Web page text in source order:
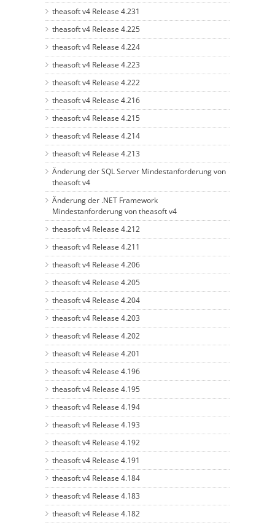
theasoft v4 Release 4.231
theasoft v4 Release 4.225
theasoft v4 Release 4.224
theasoft v4 Release 4.223
theasoft v4 Release 4.222
theasoft v4 Release 4.216
theasoft v4 Release 4.215
theasoft v4 Release 4.214
theasoft v4 Release 4.213
Änderung der SQL Server Mindestanforderung von
theasoft v4
Änderung der .NET Framework
Mindestanforderung von theasoft v4
theasoft v4 Release 4.212
theasoft v4 Release 4.211
theasoft v4 Release 4.206
theasoft v4 Release 4.205
theasoft v4 Release 4.204
theasoft v4 Release 4.203
theasoft v4 Release 4.202
theasoft v4 Release 4.201
theasoft v4 Release 4.196
theasoft v4 Release 4.195
theasoft v4 Release 4.194
theasoft v4 Release 4.193
theasoft v4 Release 4.192
theasoft v4 Release 4.191
theasoft v4 Release 4.184
theasoft v4 Release 4.183
theasoft v4 Release 4.182